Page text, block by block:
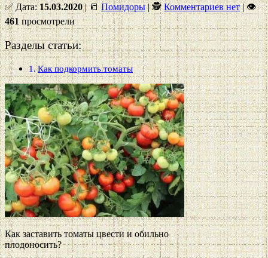
✅ Дата:15.03.2020| 📒Помидоры| 🕵Комментариев нет|👁
461 просмотрели
Разделы статьи:
Как подкормить томаты
Как заставить томаты цвести и обильно
плодоносить?